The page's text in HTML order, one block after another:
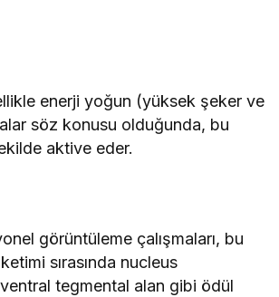
enerji yoğun (yüksek şeker ve
söz konusu olduğunda, bu
aktive eder.
görüntüleme çalışmaları, bu
sırasında nucleus
tegmental alan gibi ödül